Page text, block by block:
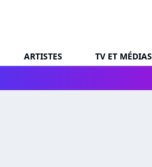
ARTISTES TV ET MÉDIAS